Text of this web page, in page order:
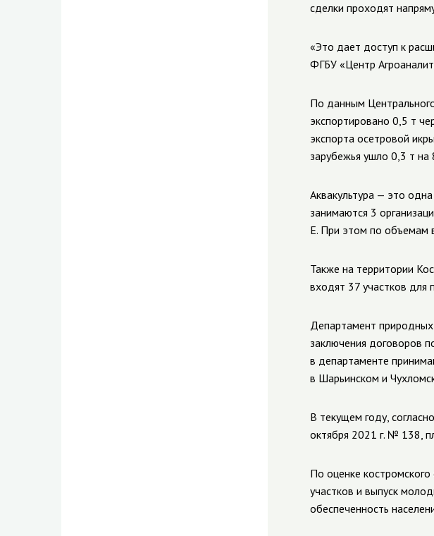
сделки проходят
«Это дает доступ к
ФГБУ «Центр
По данным
экспортировано 0,5 т
экспорта осетровой
зарубежья ушло 0,3 т
Аквакультура — это
занимаются 3
Е. При этом по объемам
Также на территории
входят 37 участков
Департамент
заключения договоров
в департаменте
в Шарьинском и
В текущем году,
октября 2021 г. № 138,
По оценке
участков и выпуск
обеспеченность